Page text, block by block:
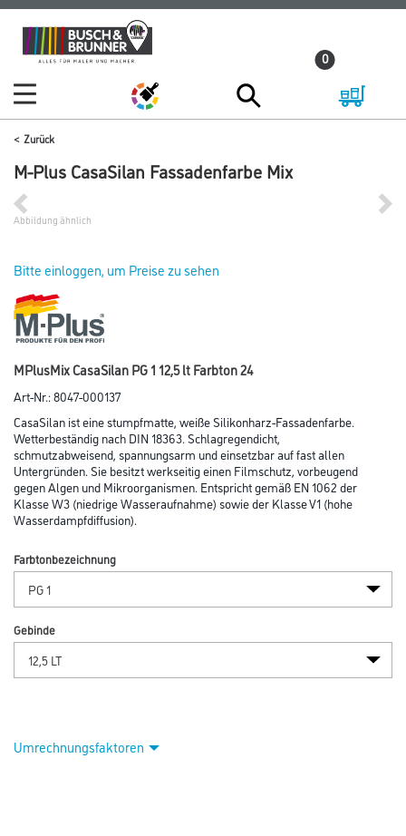
Zum
Inhalt
Zum
Navigationsmenü
0
Zurück
M-Plus CasaSilan Fassadenfarbe Mix
Abbildung ähnlich
Bitte einloggen, um Preise zu sehen
MPlusMix CasaSilan PG 1 12,5 lt Farbton 24
Art-Nr.:8047-000137
CasaSilan ist eine stumpfmatte, weiße Silikonharz-Fassadenfarbe.
Wetterbeständig nach DIN 18363. Schlagregendicht,
schmutzabweisend, spannungsarm und einsetzbar auf fast allen
Untergründen. Sie besitzt werkseitig einen Filmschutz, vorbeugend
gegen Algen und Mikroorganismen. Entspricht gemäß EN 1062 der
Klasse W3 (niedrige Wasseraufnahme) sowie der Klasse V1 (hohe
Wasserdampfdiffusion).
Farbtonbezeichnung
Gebinde
Umrechnungsfaktoren